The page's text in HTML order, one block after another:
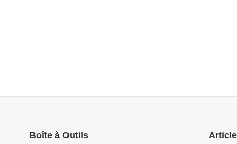
Boîte à Outils